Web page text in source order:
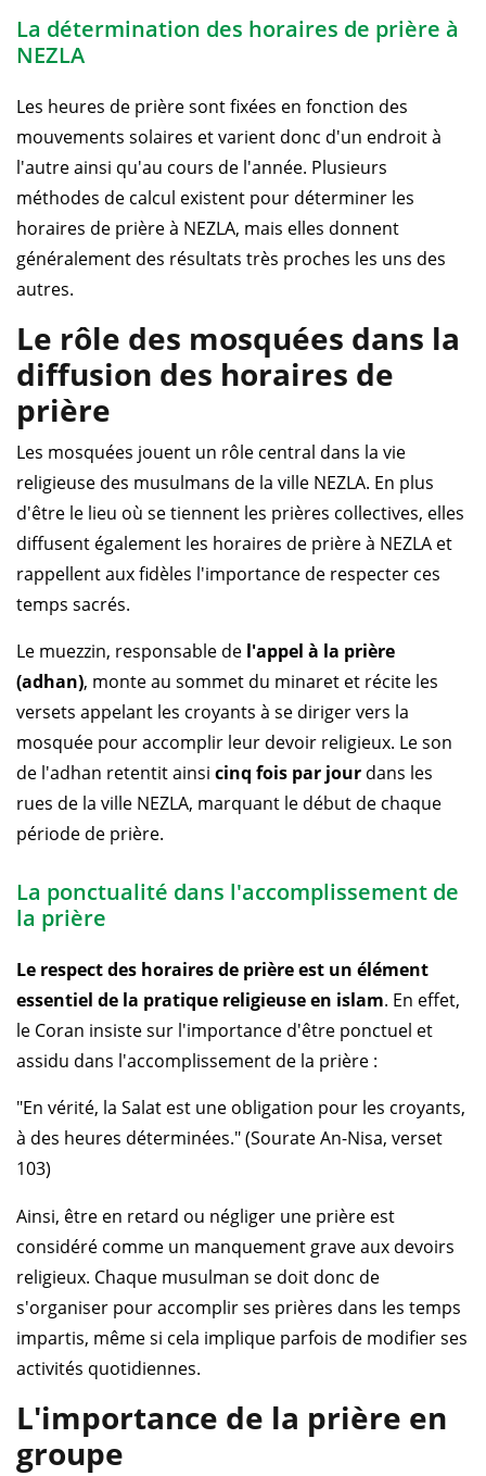
La détermination des horaires de prière à
NEZLA
Les heures de prière sont fixées en fonction des
mouvements solaires et varient donc d'un endroit à
l'autre ainsi qu'au cours de l'année. Plusieurs
méthodes de calcul existent pour déterminer les
horaires de prière à NEZLA, mais elles donnent
généralement des résultats très proches les uns des
autres.
Le rôle des mosquées dans la
diffusion des horaires de
prière
Les mosquées jouent un rôle central dans la vie
religieuse des musulmans de la ville NEZLA. En plus
d'être le lieu où se tiennent les prières collectives, elles
diffusent également les horaires de prière à NEZLA et
rappellent aux fidèles l'importance de respecter ces
temps sacrés.
Le muezzin, responsable de l'appel à la prière
(adhan), monte au sommet du minaret et récite les
versets appelant les croyants à se diriger vers la
mosquée pour accomplir leur devoir religieux. Le son
de l'adhan retentit ainsi cinq fois par jour dans les
rues de la ville NEZLA, marquant le début de chaque
période de prière.
La ponctualité dans l'accomplissement de
la prière
Le respect des horaires de prière est un élément
essentiel de la pratique religieuse en islam. En effet,
le Coran insiste sur l'importance d'être ponctuel et
assidu dans l'accomplissement de la prière :
"En vérité, la Salat est une obligation pour les croyants,
à des heures déterminées." (Sourate An-Nisa, verset
103)
Ainsi, être en retard ou négliger une prière est
considéré comme un manquement grave aux devoirs
religieux. Chaque musulman se doit donc de
s'organiser pour accomplir ses prières dans les temps
impartis, même si cela implique parfois de modifier ses
activités quotidiennes.
L'importance de la prière en
groupe